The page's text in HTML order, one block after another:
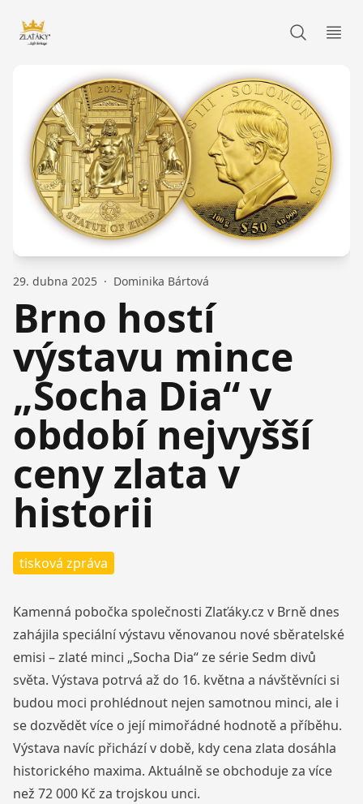
Zlaťáky.cz
29. dubna 2025 · Dominika Bártová
Brno hostí
výstavu mince
„Socha Dia“ v
období nejvyšší
ceny zlata v
historii
tisková zpráva
Kamenná pobočka společnosti Zlaťáky.cz v Brně dnes
zahájila speciální výstavu věnovanou nové sběratelské
emisi – zlaté minci „Socha Dia“ ze série Sedm divů
světa. Výstava potrvá až do 16. května a návštěvníci si
budou moci prohlédnout nejen samotnou minci, ale i
se dozvědět více o její mimořádné hodnotě a příběhu.
Výstava navíc přichází v době, kdy cena zlata dosáhla
historického maxima. Aktuálně se obchoduje za více
než 72 000 Kč za trojskou unci.